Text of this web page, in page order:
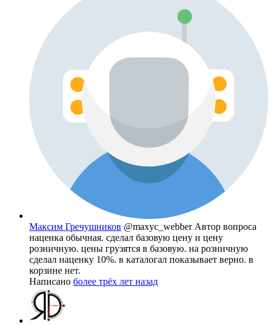
Максим Гречушников @maxyc_webber Автор вопроса
наценка обычная. сделал базовую цену и цену
розничную. цены грузятся в базовую. на розничную
сделал наценку 10%. в каталогал показывает верно. в
корзине нет.
Написано более трёх лет назад